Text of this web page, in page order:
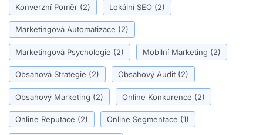
Konverzní Poměr (2) Lokální SEO (2)
Marketingová Automatizace (2)
Marketingová Psychologie (2) Mobilní Marketing (2)
Obsahová Strategie (2) Obsahový Audit (2)
Obsahový Marketing (2) Online Konkurence (2)
Online Reputace (2) Online Segmentace (1)